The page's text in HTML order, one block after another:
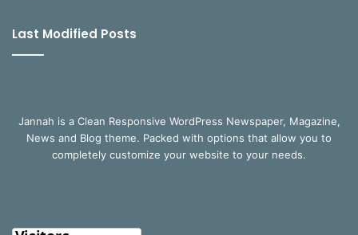
Last Modified Posts
Jannah is a Clean Responsive WordPress Newspaper, Magazine,
News and Blog theme. Packed with options that allow you to
completely customize your website to your needs.